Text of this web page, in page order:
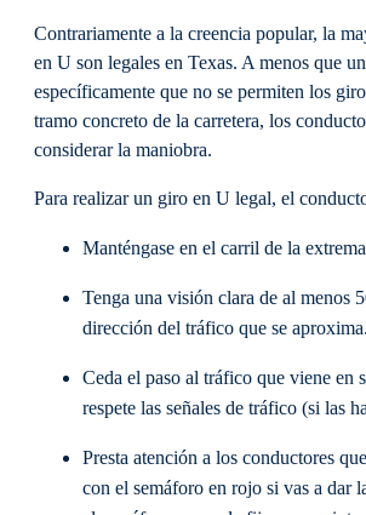
Contrariamente a la creencia popular, la
en U son legales en Texas. A menos que
específicamente que no se permiten los
tramo concreto de la carretera, los
considerar la maniobra.
Para realizar un giro en U legal, el
Manténgase en el carril de la
Tenga una visión clara de al menos
dirección del tráfico que se aproxima.
Ceda el paso al tráfico que viene en
respete las señales de tráfico (si las
Presta atención a los conductores
con el semáforo en rojo si vas a dar